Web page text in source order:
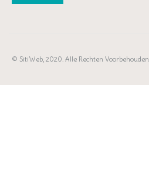
© SitiWeb, 2020. Alle Rechten Voorbehouden.